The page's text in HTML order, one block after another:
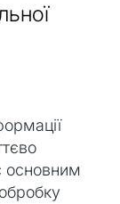
основним